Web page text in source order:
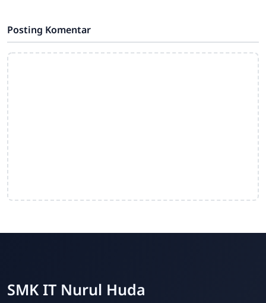
Posting Komentar
SMK IT Nurul Huda